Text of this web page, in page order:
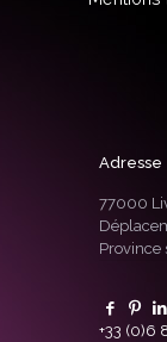
Adresse
77000
Province
+33 (0)6